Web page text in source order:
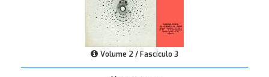
Volume 2 / Fascículo 3